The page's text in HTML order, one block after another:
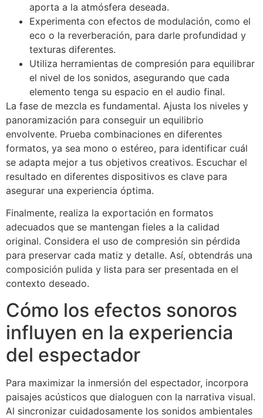
aporta a la atmósfera deseada.
Experimenta con efectos de modulación, como el
eco o la reverberación, para darle profundidad y
texturas diferentes.
Utiliza herramientas de compresión para equilibrar
el nivel de los sonidos, asegurando que cada
elemento tenga su espacio en el audio final.
La fase de mezcla es fundamental. Ajusta los niveles y
panoramización para conseguir un equilibrio
envolvente. Prueba combinaciones en diferentes
formatos, ya sea mono o estéreo, para identificar cuál
se adapta mejor a tus objetivos creativos. Escuchar el
resultado en diferentes dispositivos es clave para
asegurar una experiencia óptima.
Finalmente, realiza la exportación en formatos
adecuados que se mantengan fieles a la calidad
original. Considera el uso de compresión sin pérdida
para preservar cada matiz y detalle. Así, obtendrás una
composición pulida y lista para ser presentada en el
contexto deseado.
Cómo los efectos sonoros
influyen en la experiencia
del espectador
Para maximizar la inmersión del espectador, incorpora
paisajes acústicos que dialoguen con la narrativa visual.
Al sincronizar cuidadosamente los sonidos ambientales